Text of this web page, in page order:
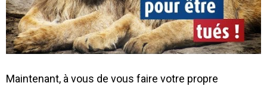
Maintenant, à vous de vous faire votre propre